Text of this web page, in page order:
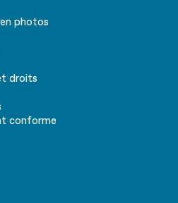
photos
droits
conforme